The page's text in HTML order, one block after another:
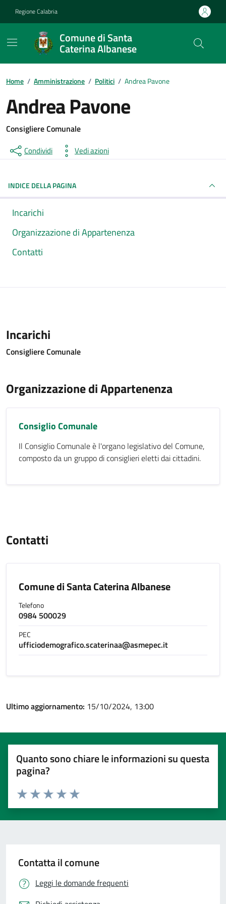
Regione Calabria
Comune di Santa
Caterina Albanese
Home / Amministrazione / Politici / Andrea Pavone
Andrea Pavone
Consigliere Comunale
Condividi Vedi azioni
INDICE DELLA PAGINA
Incarichi
Organizzazione di Appartenenza
Contatti
Incarichi
Consigliere Comunale
Organizzazione di Appartenenza
Consiglio Comunale
Il Consiglio Comunale è l'organo legislativo del Comune,
composto da un gruppo di consiglieri eletti dai cittadini.
Contatti
Comune di Santa Caterina Albanese
Telefono
0984 500029
PEC
ufficiodemografico.scaterinaa@asmepec.it
Ultimo aggiornamento: 15/10/2024, 13:00
Quanto sono chiare le informazioni su questa
pagina?
Valuta 5 stelle su 5
Valuta 4 stelle su 5
Valuta 3 stelle su 5
Valuta 2 stelle su 5
Valuta 1 stelle su 5
Contatta il comune
Leggi le domande frequenti